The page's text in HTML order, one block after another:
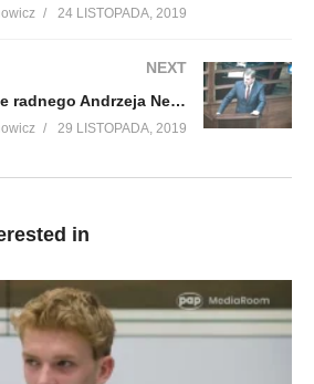
24 LISTOPADA, 2019
NEXT
Sesja-XV- Wystąpienie radnego Andrzeja Nepelskiego
29 LISTOPADA, 2019
in